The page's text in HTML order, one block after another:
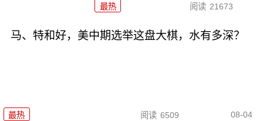
最热 阅读 21673
马、特和好，美中期选举这盘大棋，水有多深？
最热 阅读 6509 08-04